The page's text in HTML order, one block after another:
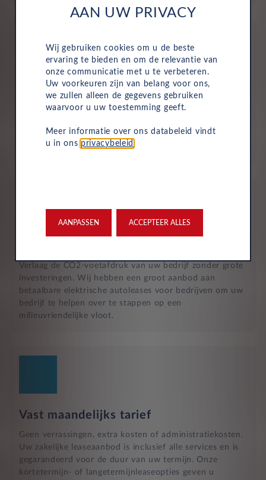
Geen investering of aanbetaling nodig
Bij zakelijke lease is de leasemaatschappij eigenaar van
loopt uw bedrijf geen waarderisico en krijgt u niet te
maken met onverwachte rekeningen.
Verlaag de CO2-voetafdruk van uw bedrijf zonder grote
investeringen. Wij hebben een groot aanbod aan
betaalbare elektrische autoleases voor bedrijven om uw
bedrijf te helpen over te stappen op een
milieuvriendelijke vloot.
Vast maandelijks tarief
Geen verrassingen, extra kosten of administratiekosten.
Uw zakelijke leaseaanbod is inclusief alle services en is
gegarandeerd voor de duur van uw termijn. Onze
kortetermijn- of langetermijnleaseopties geven u
AAN UW PRIVACY
Wij gebruiken cookies om u de beste
ervaring te bieden en om de relevantie van
onze communicatie met u te verbeteren.
Uw voorkeuren zijn van belang voor ons,
we zullen alleen de gegevens gebruiken
waarvoor u uw toestemming geeft.
Meer informatie over ons databeleid vindt
u in ons privacybeleid
AANPASSEN ACCEPTEER ALLES